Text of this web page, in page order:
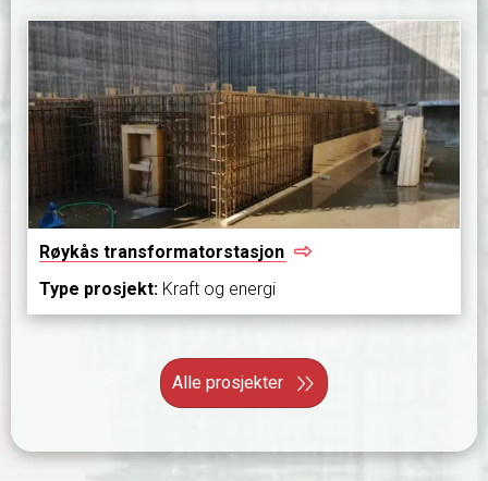
Røykås transformatorstasjon
Type prosjekt: Kraft og energi
Alle prosjekter